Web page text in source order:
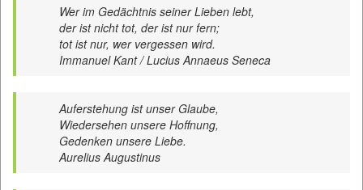
Wer im Gedächtnis seiner Lieben lebt,
der ist nicht tot, der ist nur fern;
tot ist nur, wer vergessen wird.
Immanuel Kant / Lucius Annaeus Seneca
Auferstehung ist unser Glaube,
Wiedersehen unsere Hoffnung,
Gedenken unsere Liebe.
Aurelius Augustinus